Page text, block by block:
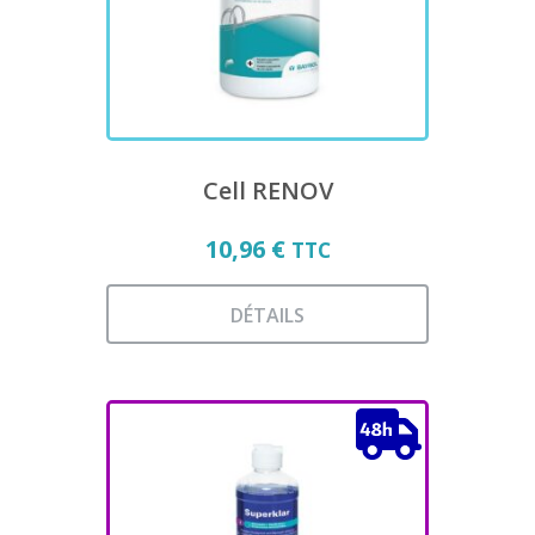
choisies
sur
la
page
du
Cell RENOV
10,96 € TTC
DÉTAILS
a
variations.
Les
options